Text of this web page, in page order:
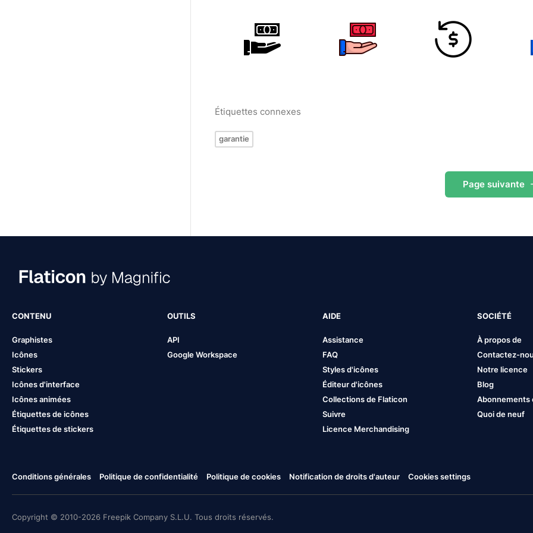
Étiquettes connexes
garantie
Pagesuivante
CONTENU
Graphistes
Icônes
Stickers
Icônes d'interface
Icônes animées
Étiquettes de icônes
Étiquettes de stickers
OUTILS
API
Google Workspace
AIDE
Assistance
FAQ
Styles d'icônes
Éditeur d'icônes
Collections de Flaticon
Suivre
Licence Merchandising
SOCIÉTÉ
À propos de
Contactez-
Notre licence
Blog
Abonnements
Quoi de neuf
Conditions générales Politique de confidentialité Politique de cookies Notification de droits d'auteur Cookies settings
Copyright © 2010-2026 Freepik Company S.L.U. Tous droits réservés.